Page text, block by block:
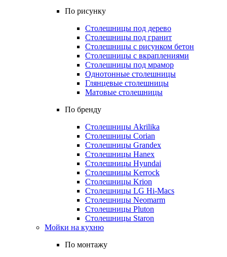
По рисунку
Столешницы под дерево
Столешницы под гранит
Столешницы с рисунком бетон
Столешницы с вкраплениями
Столешницы под мрамор
Однотонные столешницы
Глянцевые столешницы
Матовые столешницы
По бренду
Столешницы Akrilika
Столешницы Corian
Столешницы Grandex
Столешницы Hanex
Столешницы Hyundai
Столешницы Kerrock
Столешницы Krion
Столешницы LG Hi-Macs
Столешницы Neomarm
Столешницы Pluton
Столешницы Staron
Мойки на кухню
По монтажу